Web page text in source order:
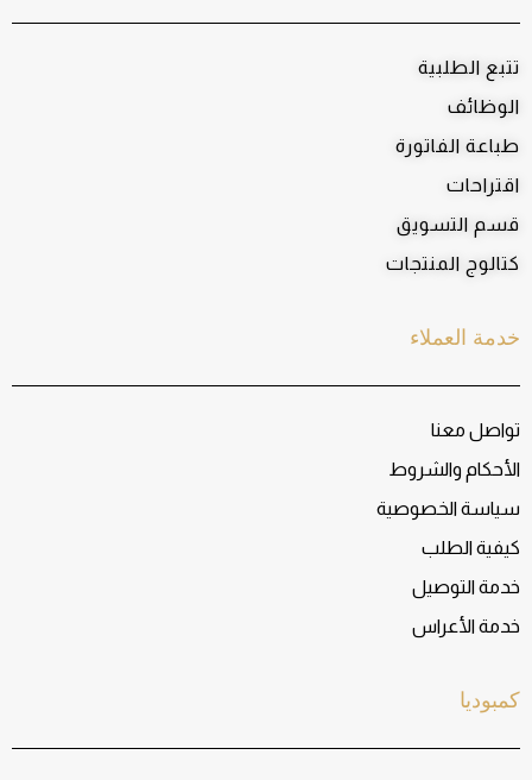
كمبوديا
خدمة العملاء
تواصل معنا
الأحكام والشروط
سياسة الخصوصية
كيفية الطلب
خدمة التوصيل
خدمة الأعراس
تتبع الطلبية
الوظائف
طباعة الفاتورة
اقتراحات
قسم التسويق
كتالوج المنتجات